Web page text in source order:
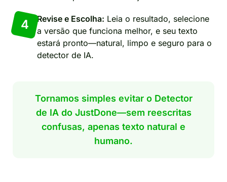
4 Revise e Escolha: Leia o resultado, selecione
a versão que funciona melhor, e seu texto
estará pronto—natural, limpo e seguro para o
detector de IA.
Tornamos simples evitar o Detector
de IA do JustDone—sem reescritas
confusas, apenas texto natural e
humano.